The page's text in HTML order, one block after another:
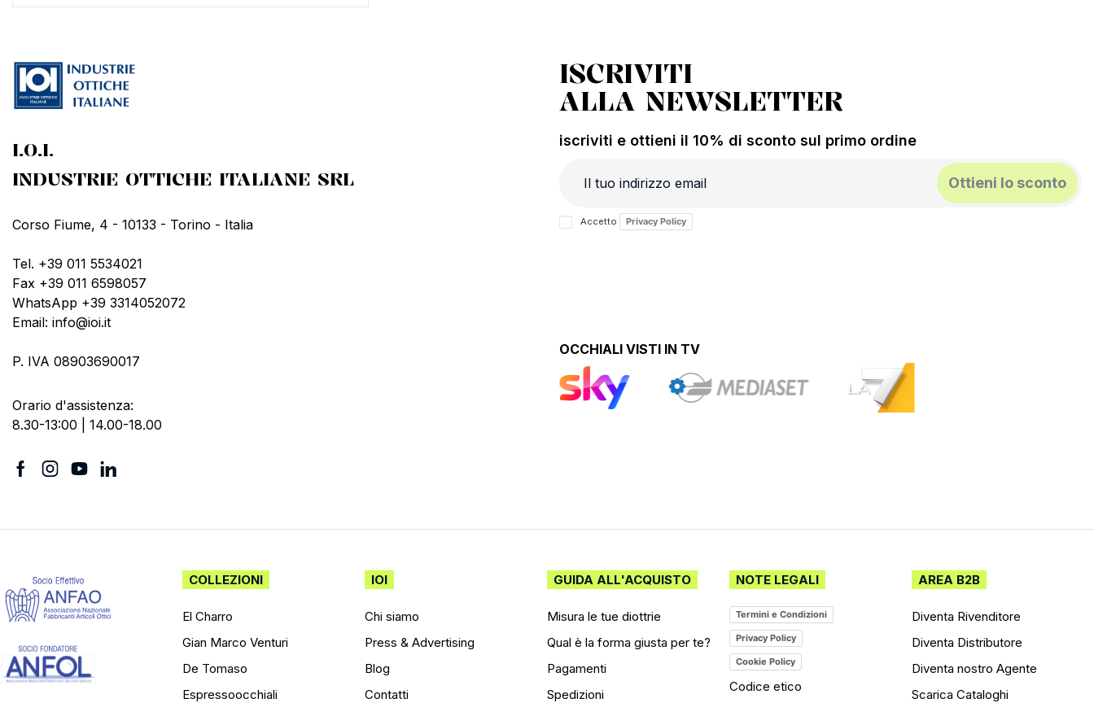
I.O.I.
INDUSTRIE OTTICHE ITALIANE SRL
Corso Fiume, 4 - 10133 - Torino - Italia
Tel. +39 011 5534021
Fax +39 011 6598057
WhatsApp +39 3314052072
Email: info@ioi.it
P. IVA 08903690017
Orario d'assistenza:
8.30-13:00 | 14.00-18.00
ISCRIVITI
ALLA NEWSLETTER
iscriviti e ottieni il 10% di sconto sul primo ordine
Ottieni lo sconto
Accetto Privacy Policy
OCCHIALI VISTI IN TV
COLLEZIONI
El Charro
Gian Marco Venturi
De Tomaso
Espressoocchiali
IOI
Chi siamo
Press & Advertising
Blog
Contatti
GUIDA ALL'ACQUISTO
Misura le tue diottrie
Qual è la forma giusta per te?
Pagamenti
Spedizioni
NOTE LEGALI
Termini e Condizioni
Privacy Policy
Cookie Policy
Codice etico
AREA B2B
Diventa Rivenditore
Diventa Distributore
Diventa nostro Agente
Scarica Cataloghi